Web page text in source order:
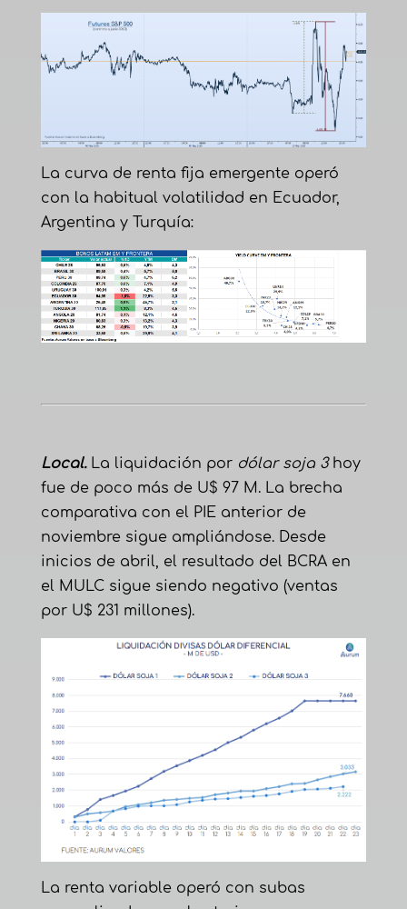
La curva de renta fija emergente operó
con la habitual volatilidad en Ecuador,
Argentina y Turquía:
Local. La liquidación por dólar soja 3hoy
fue de poco más de U$ 97 M. La brecha
comparativa con el PIE anterior de
noviembre sigue ampliándose. Desde
inicios de abril, el resultado del BCRA en
el MULC sigue siendo negativo (ventas
por U$ 231 millones).
La renta variable operó con subas